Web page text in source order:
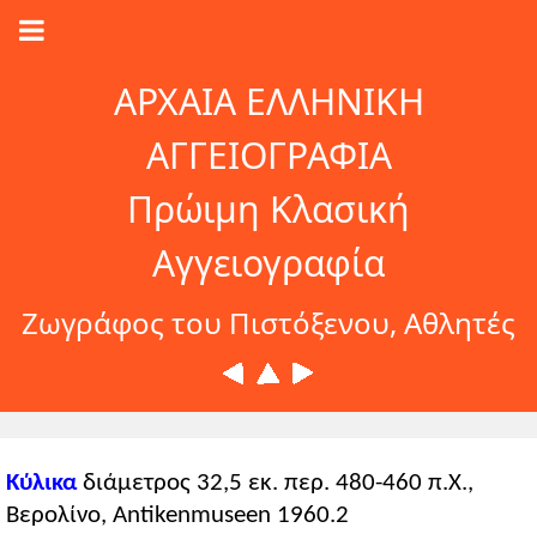
ΑΡΧΑΙΑ ΕΛΛΗΝΙΚΗ
ΑΓΓΕΙΟΓΡΑΦΙΑ
Πρώιμη Κλασική
Αγγειογραφία
Ζωγράφος του Πιστόξενου, Αθλητές
Κύλικαδιάμετρος 32,5 εκ. περ. 480-460 π.Χ.,
Βερολίνο, Antikenmuseen 1960.2